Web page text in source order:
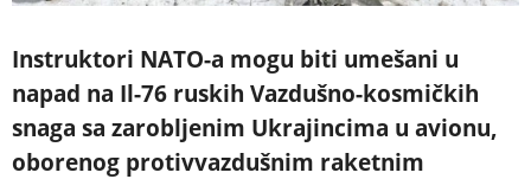
Instruktori NATO-a mogu biti umešani u
napad na Il-76 ruskih Vazdušno-kosmičkih
snaga sa zarobljenim Ukrajincima u avionu,
oborenog protivvazdušnim raketnim